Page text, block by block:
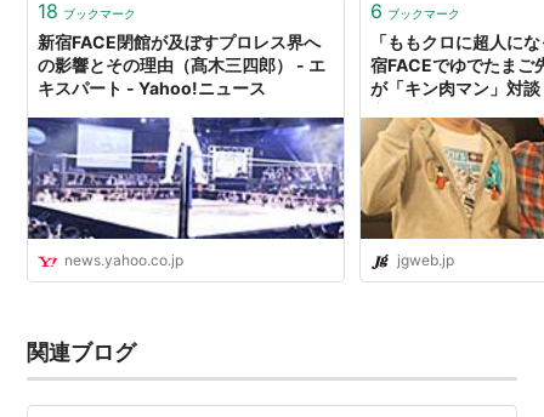
18 ブックマーク
新宿FACE閉館が及ぼすプロレス界へ
の影響とその理由（髙木三四郎） - エ
キスパート - Yahoo!ニュース
news.yahoo.co.jp
6 ブックマーク
「ももクロに超人に
宿FACEでゆでたまご
が「キン肉マン」対
ィア『JG』公式サイ
jgweb.jp
関連ブログ